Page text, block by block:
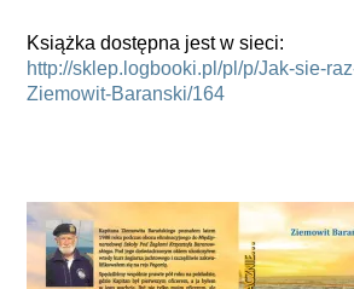
Książka dostępna jest w sieci:
http://sklep.logbooki.pl/pl/p/Jak-sie-
Ziemowit-Baranski/164